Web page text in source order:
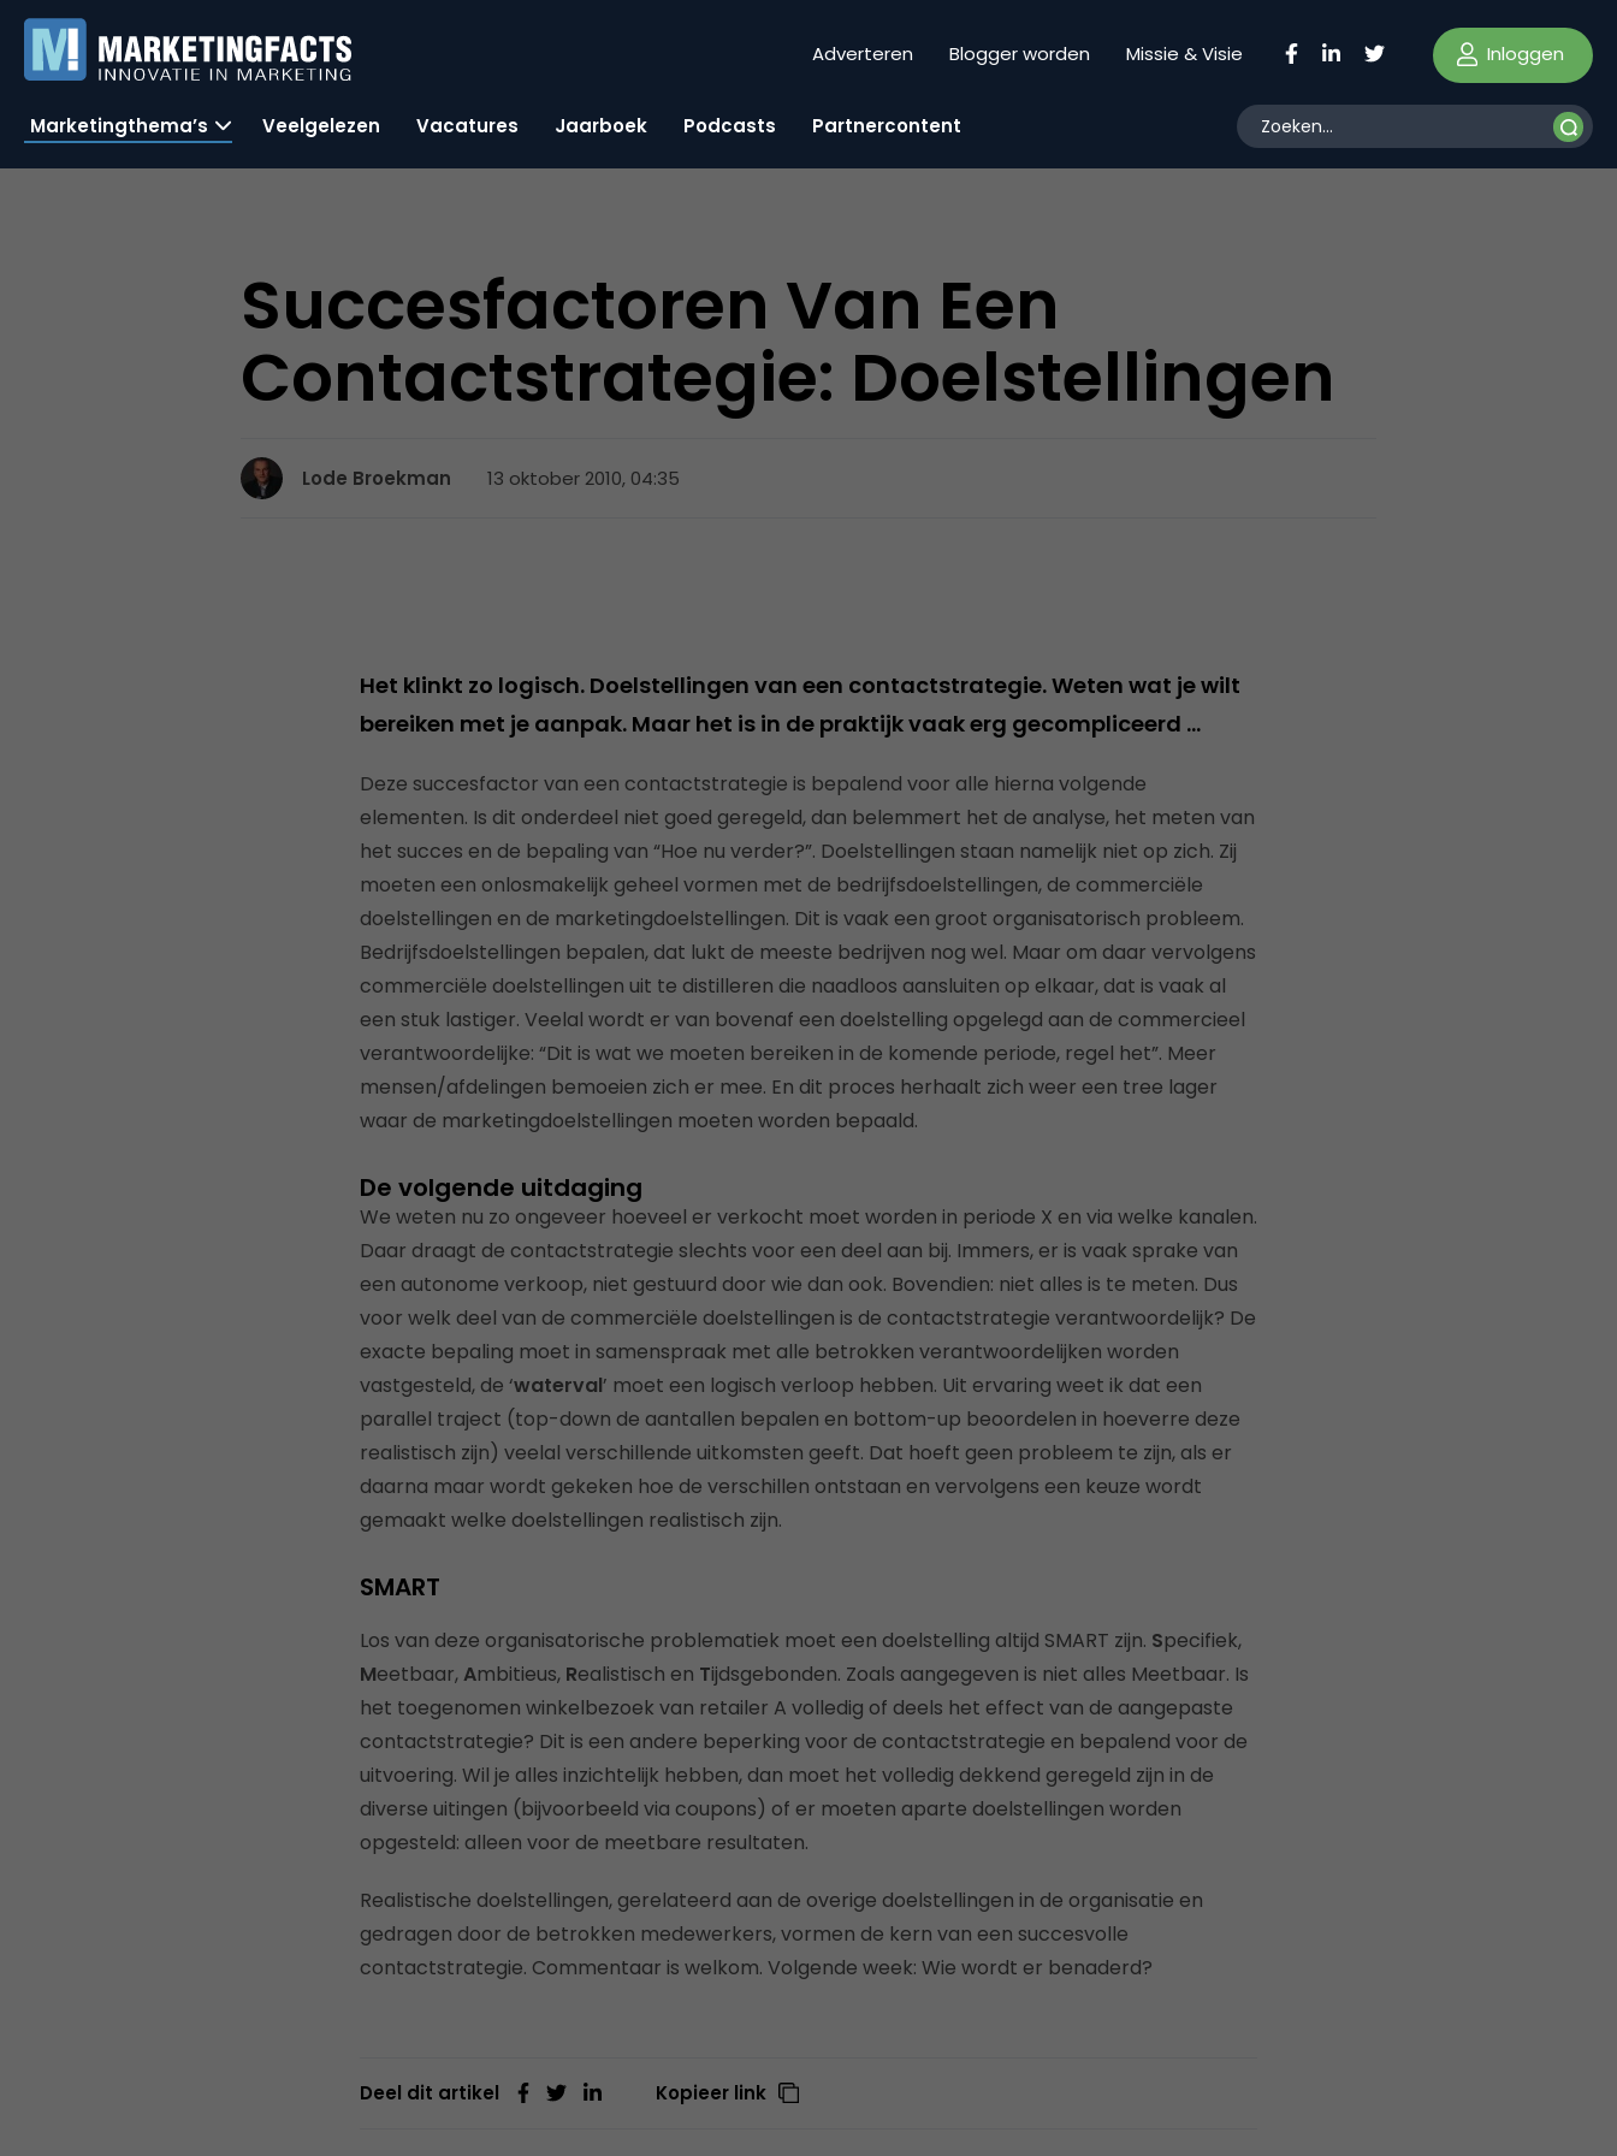
Adverteren Blogger worden Missie & Visie Inloggen
Marketingthema’s Veelgelezen Vacatures Jaarboek Podcasts Partnercontent
Succesfactoren Van Een
Contactstrategie: Doelstellingen
Lode Broekman 13 oktober 2010, 04:35
Het klinkt zo logisch. Doelstellingen van een contactstrategie. Weten wat je wilt
bereiken met je aanpak. Maar het is in de praktijk vaak erg gecompliceerd …
Deze succesfactor van een contactstrategie is bepalend voor alle hierna volgende
elementen. Is dit onderdeel niet goed geregeld, dan belemmert het de analyse, het meten van
het succes en de bepaling van “Hoe nu verder?”. Doelstellingen staan namelijk niet op zich. Zij
moeten een onlosmakelijk geheel vormen met de bedrijfsdoelstellingen, de commerciële
doelstellingen en de marketingdoelstellingen. Dit is vaak een groot organisatorisch probleem.
Bedrijfsdoelstellingen bepalen, dat lukt de meeste bedrijven nog wel. Maar om daar vervolgens
commerciële doelstellingen uit te distilleren die naadloos aansluiten op elkaar, dat is vaak al
een stuk lastiger. Veelal wordt er van bovenaf een doelstelling opgelegd aan de commercieel
verantwoordelijke: “Dit is wat we moeten bereiken in de komende periode, regel het”. Meer
mensen/afdelingen bemoeien zich er mee. En dit proces herhaalt zich weer een tree lager
waar de marketingdoelstellingen moeten worden bepaald.
De volgende uitdaging
We weten nu zo ongeveer hoeveel er verkocht moet worden in periode X en via welke kanalen.
Daar draagt de contactstrategie slechts voor een deel aan bij. Immers, er is vaak sprake van
een autonome verkoop, niet gestuurd door wie dan ook. Bovendien: niet alles is te meten. Dus
voor welk deel van de commerciële doelstellingen is de contactstrategie verantwoordelijk? De
exacte bepaling moet in samenspraak met alle betrokken verantwoordelijken worden
vastgesteld, de ‘waterval’ moet een logisch verloop hebben. Uit ervaring weet ik dat een
parallel traject (top-down de aantallen bepalen en bottom-up beoordelen in hoeverre deze
realistisch zijn) veelal verschillende uitkomsten geeft. Dat hoeft geen probleem te zijn, als er
daarna maar wordt gekeken hoe de verschillen ontstaan en vervolgens een keuze wordt
gemaakt welke doelstellingen realistisch zijn.
SMART
Los van deze organisatorische problematiek moet een doelstelling altijd SMART zijn. Specifiek,
Meetbaar,Ambitieus, Realistisch en Tijdsgebonden. Zoals aangegeven is niet alles Meetbaar. Is
het toegenomen winkelbezoek van retailer A volledig of deels het effect van de aangepaste
contactstrategie? Dit is een andere beperking voor de contactstrategie en bepalend voor de
uitvoering. Wil je alles inzichtelijk hebben, dan moet het volledig dekkend geregeld zijn in de
diverse uitingen (bijvoorbeeld via coupons) of er moeten aparte doelstellingen worden
opgesteld: alleen voor de meetbare resultaten.
Realistische doelstellingen, gerelateerd aan de overige doelstellingen in de organisatie en
gedragen door de betrokken medewerkers, vormen de kern van een succesvolle
contactstrategie. Commentaar is welkom. Volgende week: Wie wordt er benaderd?
Deel dit artikel Kopieer link